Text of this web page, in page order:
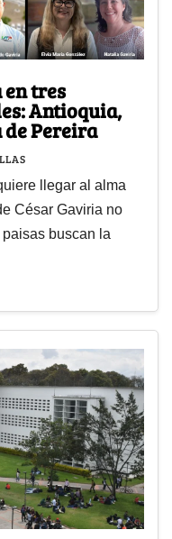
tres
Antioquia,
Pereira
llegar al alma
César Gaviria no
buscan la